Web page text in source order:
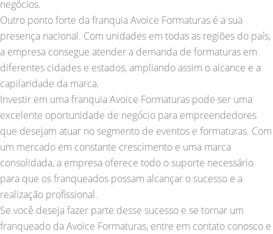
negócios.
Outro ponto forte da franquia Avoice Formaturas é a sua
presença nacional. Com unidades em todas as regiões do país,
a empresa consegue atender a demanda de formaturas em
diferentes cidades e estados, ampliando assim o alcance e a
capilaridade da marca.
Investir em uma franquia Avoice Formaturas pode ser uma
excelente oportunidade de negócio para empreendedores
que desejam atuar no segmento de eventos e formaturas. Com
um mercado em constante crescimento e uma marca
consolidada, a empresa oferece todo o suporte necessário
para que os franqueados possam alcançar o sucesso e a
realização profissional.
Se você deseja fazer parte desse sucesso e se tornar um
franqueado da Avoice Formaturas, entre em contato conosco e